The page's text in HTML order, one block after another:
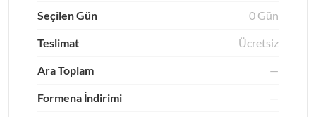
Seçilen Gün 0 Gün
Teslimat Ücretsiz
Ara Toplam —
Formena İndirimi —